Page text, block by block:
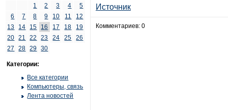
1
2 3 4
5
6
7 8 9 10 11
12
13
14 15 16 17 18
19
20
21 22 23 24 25
26
27
28 29 30
Категории:
Все категории
Компьютеры, связь
Лента новостей
Источник
Комментариев: 0